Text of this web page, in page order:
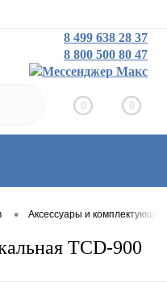
Заказать звонок
8 499 638 28 37
8 800 500 80 47
0 0
• Аксессуары и комплектующие
TCD-900